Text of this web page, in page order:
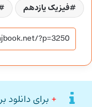
فیزیک یازدهم
+ برای